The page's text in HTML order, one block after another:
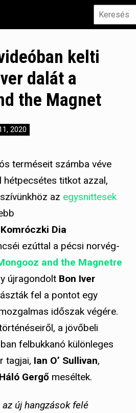
kelti
dalát a
the Magnet
2020
terméseit számba véve
hétpecsétes titkot azzal,
az egysnittesek
Komróczki Dia
ezúttal a pécsi norvég-
and the Magnetre
újragondolt Bon Iver
fel a pontot egy
időszak végére.
a jövőbeli
felbukkanó különleges
tagjai, Ian O’ Sullivan,
Háló Gergő meséltek.
új hangzások felé